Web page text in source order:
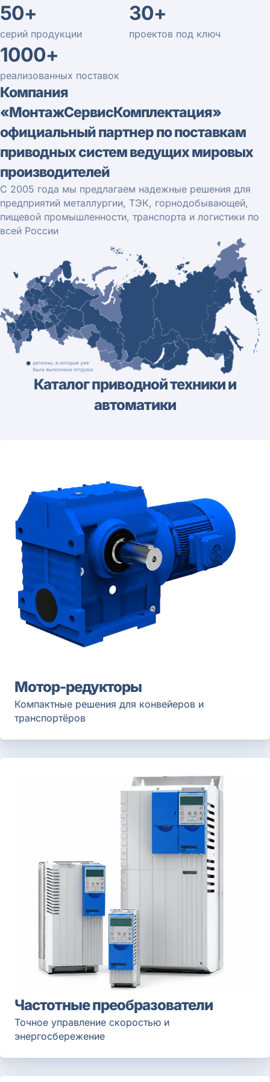
1000+
реализованных поставок
50+
серий продукции
30+
проектов под ключ
Компания
«МонтажСервисКомплектация»
официальный партнер по поставкам
приводных систем ведущих мировых
производителей
С 2005 года мы предлагаем надежные решения для
предприятий металлургии, ТЭК, горнодобывающей,
пищевой промышленности, транспорта и логистики по
всей России
Каталог приводной техники и
автоматики
Мотор-редукторы
Компактные решения для конвейеров и
транспортёров
Частотные преобразователи
Точное управление скоростью и
энергосбережение